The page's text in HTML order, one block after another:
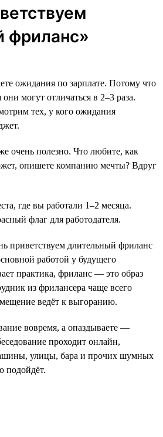
фриланс»
ожидания по зарплате. Потому что
могут отличаться в 2–3 раза.
тех, у кого ожидания
очень полезно. Что любите, как
опишете компанию мечты? Вдруг
где вы работали 1–2 месяца.
флаг для работодателя.
приветствуем длительный фриланс
работой у будущего
практика, фриланс ― это образ
из фрилансера чаще всего
ведёт к выгоранию.
вовремя, а опаздываете ―
проходит онлайн,
улицы, бара и прочих шумных
подойдёт.